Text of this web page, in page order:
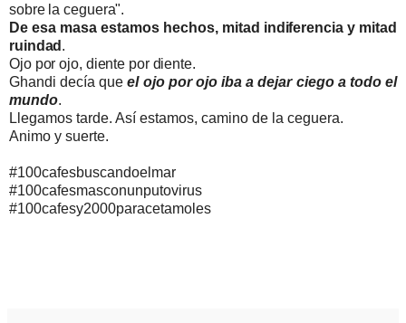
sobre la ceguera".
De esa masa estamos hechos, mitad indiferencia y mitad
ruindad .
Ojo por ojo, diente por diente.
Ghandi decía queel ojo por ojo iba a dejar ciego a todo el
mundo.
Llegamos tarde. Así estamos, camino de la ceguera.
Animo y suerte.
#100cafesbuscandoelmar
#100cafesmasconunputovirus
#100cafesy2000paracetamoles